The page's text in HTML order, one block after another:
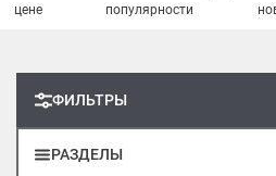
РАЗДЕЛЫ
ФИЛЬТРЫ
цене
популярности